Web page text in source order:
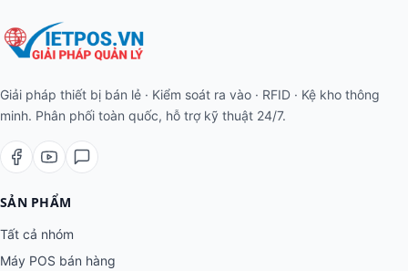
Giải pháp thiết bị bán lẻ · Kiểm soát ra vào · RFID · Kệ kho thông
minh. Phân phối toàn quốc, hỗ trợ kỹ thuật 24/7.
SẢN PHẨM
Tất cả nhóm
Máy POS bán hàng